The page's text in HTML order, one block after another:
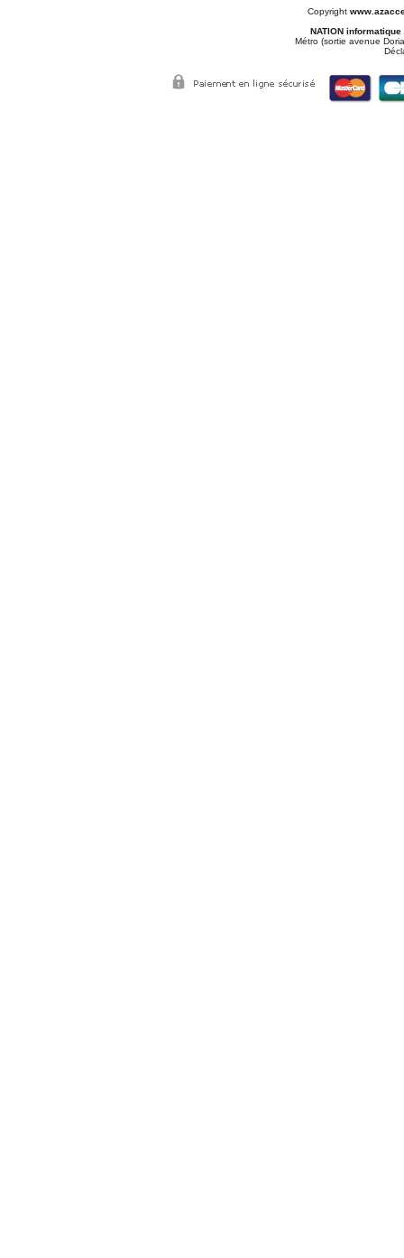
Copyright
NATION informatique
Métro (sortie avenue